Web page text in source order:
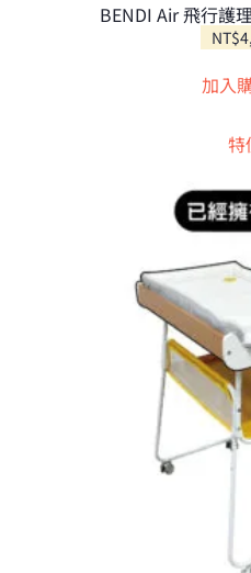
BENDI Air 飛行護
NT$
加入
特